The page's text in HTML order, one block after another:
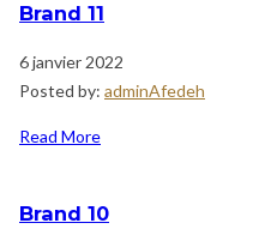
Brand 11
6 janvier 2022
Posted by: adminAfedeh
Read More
Brand 10